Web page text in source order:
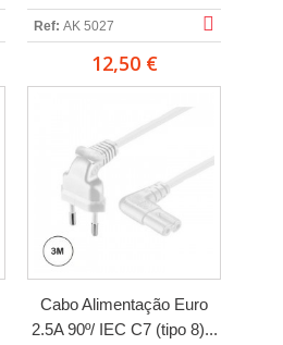
Ref: AK 5027
12,50 €
Cabo Alimentação Euro
2.5A 90º/ IEC C7 (tipo 8)...